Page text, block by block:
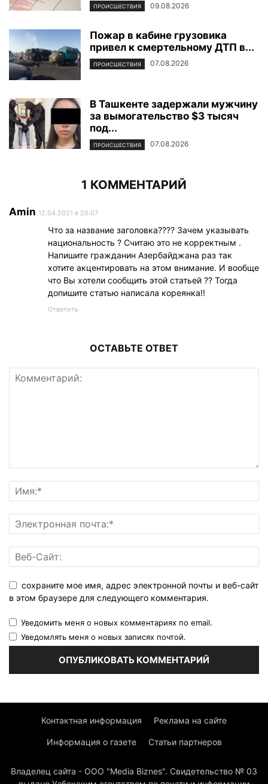
ПРОИСШЕСТВИЯ 09.08.2026
Пожар в кабине грузовика
привел к смертельному ДТП в...
ПРОИСШЕСТВИЯ 07.08.2026
В Ташкенте задержали мужчину
за вымогательство $3 тысяч
под...
ПРОИСШЕСТВИЯ 07.08.2026
1 КОММЕНТАРИЙ
Amin 12.04.2021 в 20:07
Что за название заголовка???? Зачем указывать
национальность ? Считаю это не корректным .
Напишите гражданин Азербайджана раз так
хотите акцентировать на этом внимание. И вообще
что Вы хотели сообщить этой статьей ?? Тогда
допишите статью написала кореянка!!
Ответить
ОСТАВЬТЕ ОТВЕТ
сохраните мое имя, адрес электронной почты и веб-сайт
в этом браузере для следующего комментария.
Уведомить меня о новых комментариях по email.
Уведомлять меня о новых записях почтой.
Контактная информация Реклама на сайте
Информация о газете Статьи партнеров
Владелец сайта - ООО "Media Biznes". Свидетельство № 03